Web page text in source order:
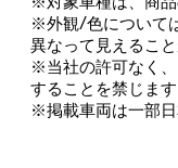
※外観/色について
異なって見えること
※当社の許可なく
することを禁じます
※掲載車両は一部日